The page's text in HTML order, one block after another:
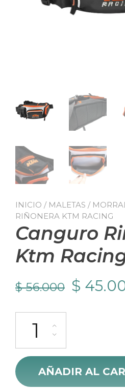
INICIO / MALETAS /
RIÑONERA KTM RACING
Canguro
Ktm
$56.000 El
$
$
AÑADIR AL